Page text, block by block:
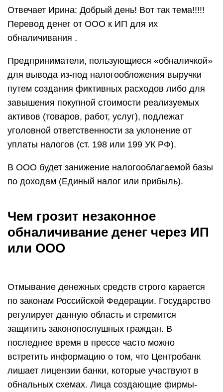
Отвечает Ирина: Добрый день! Вот так тема!!!!!
Перевод денег от ООО к ИП для их
обналичивания .
Предприниматели, пользующиеся «обналичкой»
для вывода из-под налогообложения выручки
путем создания фиктивных расходов либо для
завышения покупной стоимости реализуемых
активов (товаров, работ, услуг), подлежат
уголовной ответственности за уклонение от
уплаты налогов (ст. 198 или 199 УК РФ).
В ООО будет занижение налогооблагаемой базы
по доходам (Единый налог или прибыль).
Чем грозит незаконное
обналичивание денег через ИП
или ООО
Отмывание денежных средств строго карается
по законам Российской Федерации. Государство
регулирует данную область и стремится
защитить законопослушных граждан. В
последнее время в прессе часто можно
встретить информацию о том, что Центробанк
лишает лицензии банки, которые участвуют в
обнальных схемах. Лица создающие фирмы-